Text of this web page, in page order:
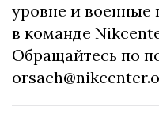
уровне и военные
в команде
Обращайтесь по